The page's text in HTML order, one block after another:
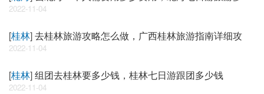
2022-11-04
[桂林]去桂林旅游攻略怎么做，广西桂林旅游指南详细攻
2022-11-04
[桂林]组团去桂林要多少钱，桂林七日游跟团多少钱
2022-11-04